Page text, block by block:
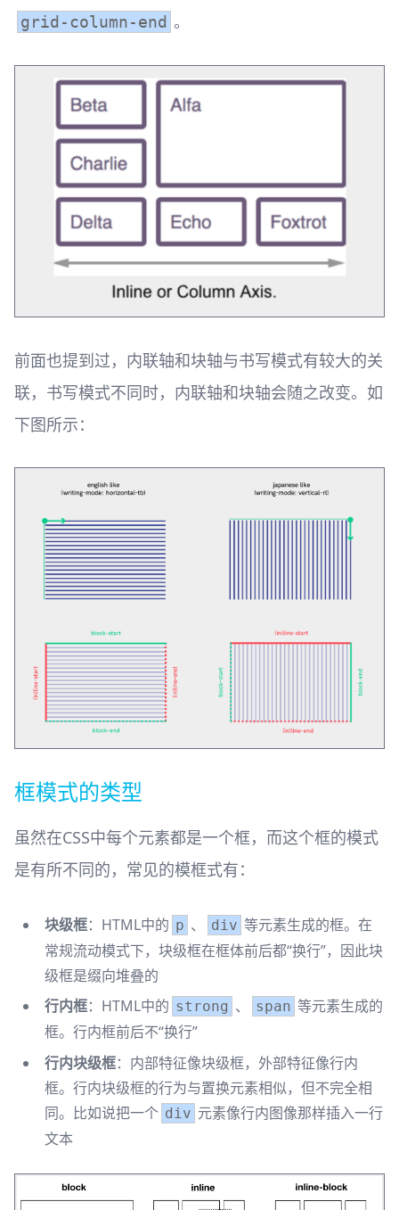
grid-column-end 。
前面也提到过，内联轴和块轴与书写模式有较大的关
联，书写模式不同时，内联轴和块轴会随之改变。如
下图所示：
框模式的类型
虽然在CSS中每个元素都是一个框，而这个框的模式
是有所不同的，常见的模框式有：
块级框：HTML中的 p 、 div 等元素生成的框。在
常规流动模式下，块级框在框体前后都“换行”，因此块
级框是缀向堆叠的
行内框：HTML中的 strong 、 span 等元素生成的
框。行内框前后不“换行”
行内块级框：内部特征像块级框，外部特征像行内
框。行内块级框的行为与置换元素相似，但不完全相
同。比如说把一个 div 元素像行内图像那样插入一行
文本